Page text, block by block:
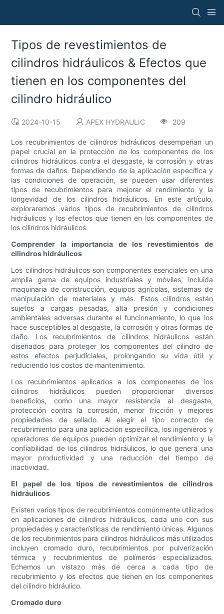
Tipos de revestimientos de
cilindros hidráulicos & Efectos que
tienen en los componentes del
cilindro hidráulico
2024-10-15 APEX HYDRAULIC 209
Los recubrimientos de cilindros hidráulicos desempeñan un
papel crucial en la protección de los componentes de los
cilindros hidráulicos contra el desgaste, la corrosión y otras
formas de daños. Dependiendo de la aplicación específica y
las condiciones de operación, se pueden usar diferentes
tipos de recubrimientos para mejorar el rendimiento y la
longevidad de los cilindros hidráulicos. En este artículo,
exploraremos varios tipos de recubrimientos de cilindros
hidráulicos y los efectos que tienen en los componentes de
los cilindros hidráulicos.
Comprender la importancia de los revestimientos de
cilindros hidráulicos
Los cilindros hidráulicos son componentes esenciales en una
amplia gama de equipos industriales y móviles, incluida
maquinaria de construcción, equipos agrícolas, sistemas de
manipulación de materiales y más. Estos cilindros están
sujetos a cargas pesadas, alta presión y condiciones
ambientales adversas durante el funcionamiento, lo que los
hace susceptibles al desgaste, la corrosión y otras formas de
daño. Los recubrimientos de cilindros hidráulicos están
diseñados para proteger los componentes del cilindro de
estos efectos perjudiciales, prolongando su vida útil y
reduciendo los costos de mantenimiento.
Los recubrimientos aplicados a los componentes de los
cilindros hidráulicos pueden proporcionar diversos
beneficios, como una mayor resistencia al desgaste,
protección contra la corrosión, menor fricción y mejores
propiedades de sellado. Al elegir el tipo correcto de
recubrimiento para una aplicación específica, los ingenieros y
operadores de equipos pueden optimizar el rendimiento y la
confiabilidad de los cilindros hidráulicos, lo que genera una
mayor productividad y una reducción del tiempo de
inactividad.
El papel de los tipos de revestimientos de cilindros
hidráulicos
Existen varios tipos de recubrimientos comúnmente utilizados
en aplicaciones de cilindros hidráulicos, cada uno con sus
propiedades y características de rendimiento únicas. Algunos
de los recubrimientos para cilindros hidráulicos más utilizados
incluyen cromado duro, recubrimientos por pulverización
térmica y recubrimientos de polímeros especializados.
Echemos un vistazo más de cerca a cada tipo de
recubrimiento y los efectos que tienen en los componentes
del cilindro hidráulico.
Cromado duro